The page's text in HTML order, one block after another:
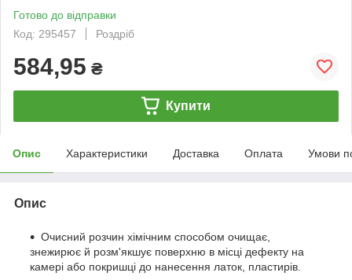
Готово до відправки
Код: 295457
Роздріб
584,95 ₴
Купити
Опис Характеристики Доставка Оплата Умови
Опис
Очисний розчин хімічним способом очищає,
знежирює й розм'якшує поверхню в місці дефекту на
камері або покришці до нанесення латок, пластирів.